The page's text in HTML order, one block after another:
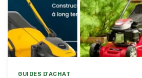
GUIDES D'ACHAT